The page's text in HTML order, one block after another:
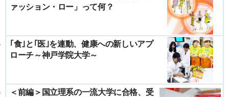
ァッション・ロー」って何？
｢食｣と｢医｣を連動、健康への新しいアプ
ローチ～神戸学院大学～
＜前編＞国立理系の一流大学に合格、受